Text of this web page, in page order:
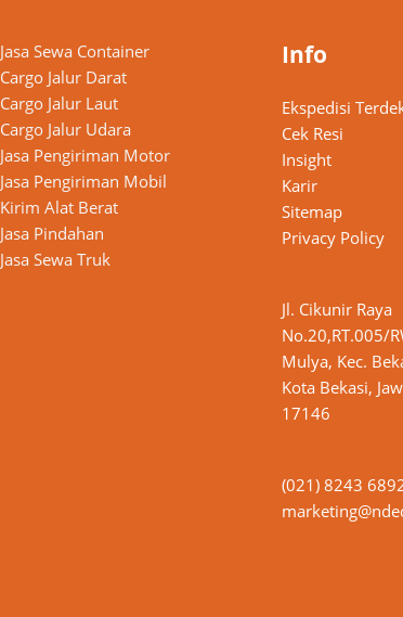
Jasa Sewa Container
Cargo Jalur Darat
Cargo Jalur Laut
Cargo Jalur Udara
Jasa Pengiriman Motor
Jasa Pengiriman Mobil
Kirim Alat Berat
Jasa Pindahan
Jasa Sewa Truk
Info
Ekspedisi
Cek Resi
Insight
Karir
Sitemap
Privacy Policy
Jl. Cikunir Raya
No.20,RT.005/
Mulya, Kec.
Kota Bekasi,
17146
(021) 8243